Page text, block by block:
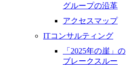
グループの沿革
アクセスマップ
ITコンサルティング
「2025年の崖」の
ブレークスルー